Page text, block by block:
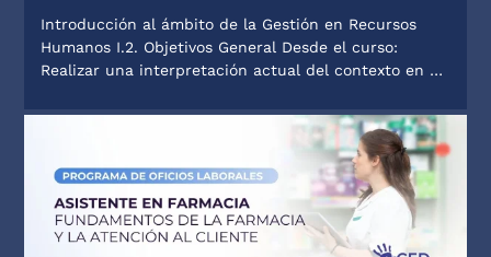
Introducción al ámbito de la Gestión en Recursos
Humanos I.2. Objetivos General Desde el curso:
Realizar una interpretación actual del contexto en …